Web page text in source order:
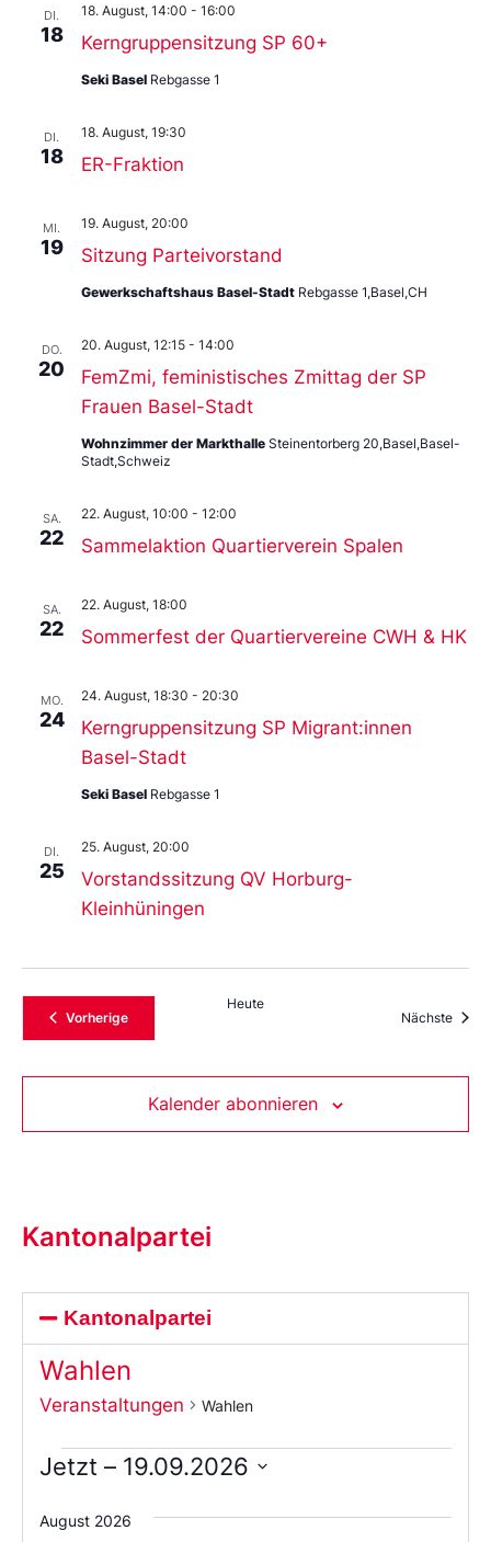
DI.
18 Kerngruppensitzung SP 60+
18. August, 14:00 - 16:00
Seki Basel Rebgasse 1
DI.
18 ER-Fraktion
18. August, 19:30
MI.
19 Sitzung Parteivorstand
19. August, 20:00
Gewerkschaftshaus Basel-Stadt Rebgasse 1,Basel,CH
DO.
20
FemZmi, feministisches Zmittag der SP
Frauen Basel-Stadt
20. August, 12:15 - 14:00
Wohnzimmer der Markthalle Steinentorberg 20,Basel,Basel-
Stadt,Schweiz
SA.
22 Sammelaktion Quartierverein Spalen
22. August, 10:00 - 12:00
SA.
22 Sommerfest der Quartiervereine CWH & HK
22. August, 18:00
MO.
24
Kerngruppensitzung SP Migrant:innen
Basel-Stadt
24. August, 18:30 - 20:30
Seki Basel Rebgasse 1
DI.
25
Vorstandssitzung QV Horburg-
Kleinhüningen
25. August, 20:00
VorherigeVeranstaltungen
Heute
Nächste
Kalender abonnieren
Kantonalpartei
Kantonalpartei
Wahlen
Veranstaltungen Wahlen
Jetzt – 19.09.2026
Sie
das
August 2026